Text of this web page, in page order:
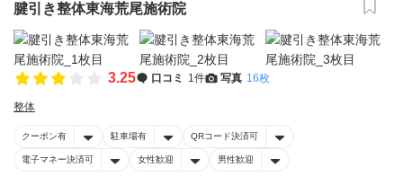
腱引き整体東海荒尾施術院
3.25 口コミ 1件 写真 16枚
整体
クーポン有 駐車場有 QRコード決済可
電子マネー決済可 女性歓迎 男性歓迎